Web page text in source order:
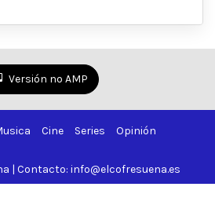
Versión no AMP
Cine Series Opinión
| Contacto: info@elcofresuena.es